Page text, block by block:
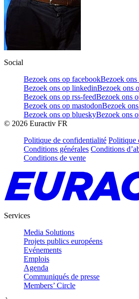
Social
Bezoek ons op facebookBezoek
Bezoek ons op linkedinBezoek ons
Bezoek ons op rss-feedBezoek ons
Bezoek ons op mastodonBezoek
Bezoek ons op blueskyBezoek ons
© 2026 Euractiv FR
Politique de confidentialité Politique
Conditions générales Conditions
Conditions de vente
Services
Media Solutions
Projets publics européens
Evénements
Emplois
Agenda
Communiqués de presse
Members’ Circle